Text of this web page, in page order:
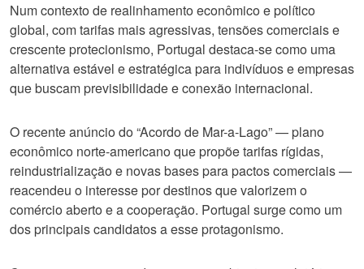
Num contexto de realinhamento econômico e político
global, com tarifas mais agressivas, tensões comerciais e
crescente protecionismo, Portugal destaca-se como uma
alternativa estável e estratégica para indivíduos e empresas
que buscam previsibilidade e conexão internacional.
O recente anúncio do “Acordo de Mar-a-Lago” — plano
econômico norte-americano que propõe tarifas rígidas,
reindustrialização e novas bases para pactos comerciais —
reacendeu o interesse por destinos que valorizem o
comércio aberto e a cooperação. Portugal surge como um
dos principais candidatos a esse protagonismo.